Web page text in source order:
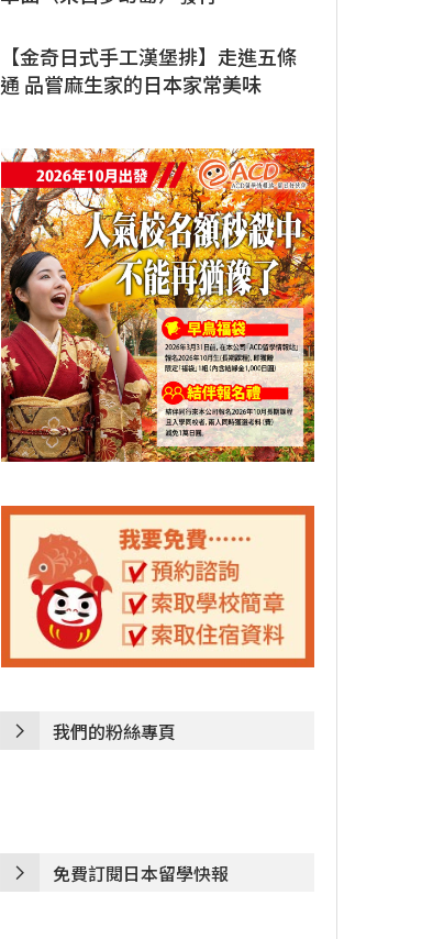
【金奇日式手工漢堡排】走進五條
通 品嘗麻生家的日本家常美味
我們的粉絲專頁
免費訂閱日本留學快報